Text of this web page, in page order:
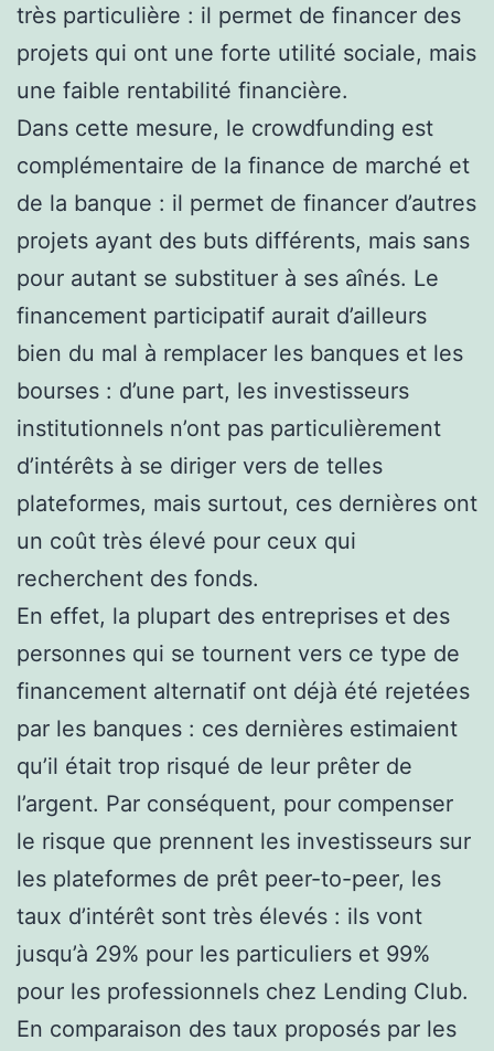
très particulière : il permet de financer des
projets qui ont une forte utilité sociale, mais
une faible rentabilité financière.
Dans cette mesure, le crowdfunding est
complémentaire de la finance de marché et
de la banque : il permet de financer d’autres
projets ayant des buts différents, mais sans
pour autant se substituer à ses aînés. Le
financement participatif aurait d’ailleurs
bien du mal à remplacer les banques et les
bourses : d’une part, les investisseurs
institutionnels n’ont pas particulièrement
d’intérêts à se diriger vers de telles
plateformes, mais surtout, ces dernières ont
un coût très élevé pour ceux qui
recherchent des fonds.
En effet, la plupart des entreprises et des
personnes qui se tournent vers ce type de
financement alternatif ont déjà été rejetées
par les banques : ces dernières estimaient
qu’il était trop risqué de leur prêter de
l’argent. Par conséquent, pour compenser
le risque que prennent les investisseurs sur
les plateformes de prêt peer-to-peer, les
taux d’intérêt sont très élevés : ils vont
jusqu’à 29% pour les particuliers et 99%
pour les professionnels chez Lending Club.
En comparaison des taux proposés par les